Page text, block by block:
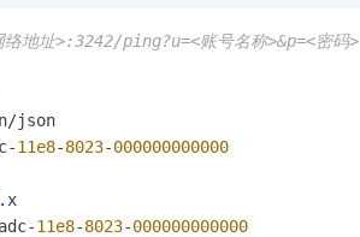
地址>:3242/ping?u=<账号名称>&p=<密码>
11e8-8023-000000000000
. x
11e8-8023-000000000000